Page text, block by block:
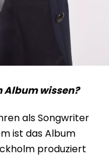
Album wissen?
als Songwriter
ist das Album
produziert